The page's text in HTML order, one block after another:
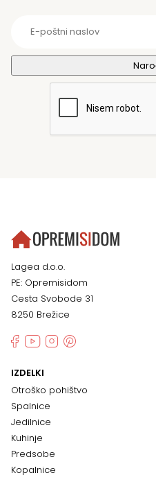
Lagea d.o.o.
PE: Opremisidom
Cesta Svobode 31
8250 Brežice
IZDELKI
Otroško pohištvo
Spalnice
Jedilnice
Kuhinje
Predsobe
Kopalnice